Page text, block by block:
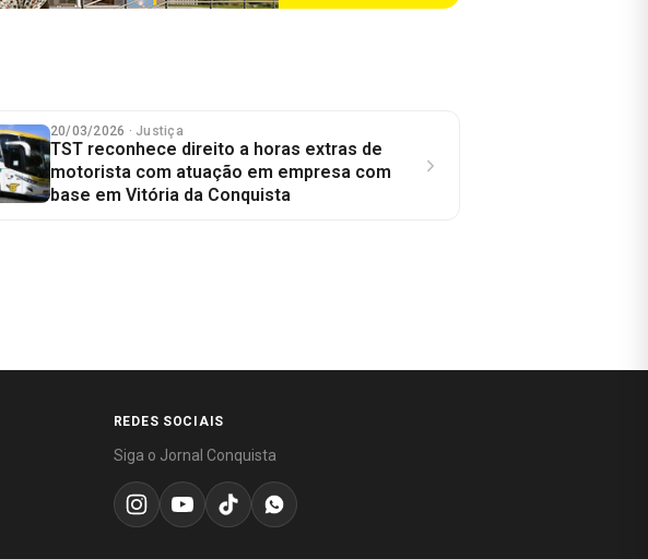
20/03/2026 · Justiça
TST reconhece direito a horas extras de
motorista com atuação em empresa com
base em Vitória da Conquista
REDES SOCIAIS
Siga o Jornal Conquista